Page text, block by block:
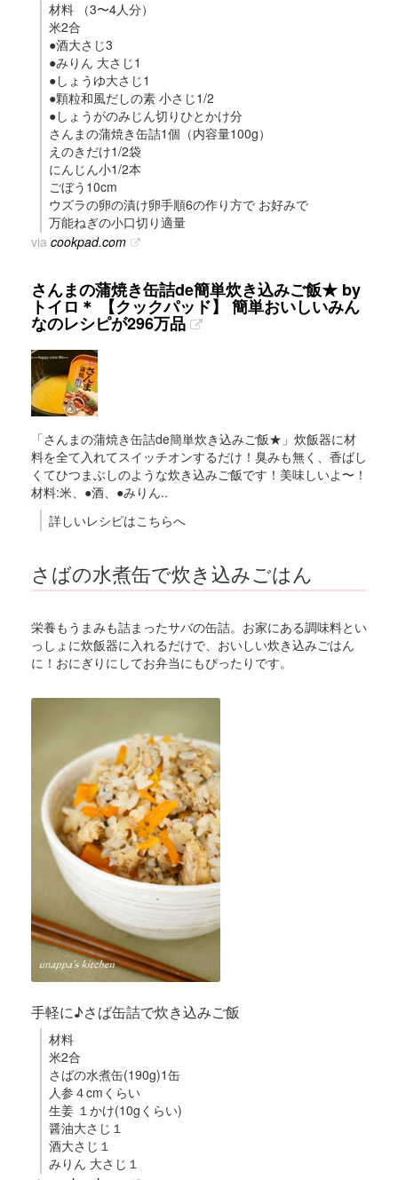
材料 （3〜4人分）
米2合
●酒大さじ3
●みりん 大さじ1
●しょうゆ大さじ1
●顆粒和風だしの素 小さじ1/2
●しょうがのみじん切りひとかけ分
さんまの蒲焼き缶詰1個（内容量100g）
えのきだけ1/2袋
にんじん小1/2本
ごぼう10cm
ウズラの卵の漬け卵手順6の作り方で お好みで
万能ねぎの小口切り適量
via cookpad.com
さんまの蒲焼き缶詰de簡単炊き込みご飯★ by
トイロ＊ 【クックパッド】 簡単おいしいみん
なのレシピが296万品
「さんまの蒲焼き缶詰de簡単炊き込みご飯★」炊飯器に材
料を全て入れてスイッチオンするだけ！臭みも無く、香ばし
くてひつまぶしのような炊き込みご飯です！美味しいよ〜！
材料:米、●酒、●みりん..
詳しいレシピはこちらへ
さばの水煮缶で炊き込みごはん
栄養もうまみも詰まったサバの缶詰。お家にある調味料とい
っしょに炊飯器に入れるだけで、おいしい炊き込みごはん
に！おにぎりにしてお弁当にもぴったりです。
手軽に♪さば缶詰で炊き込みご飯
材料
米2合
さばの水煮缶(190g)1缶
人参４cmくらい
生姜 １かけ(10gくらい)
醤油大さじ１
酒大さじ１
みりん 大さじ１